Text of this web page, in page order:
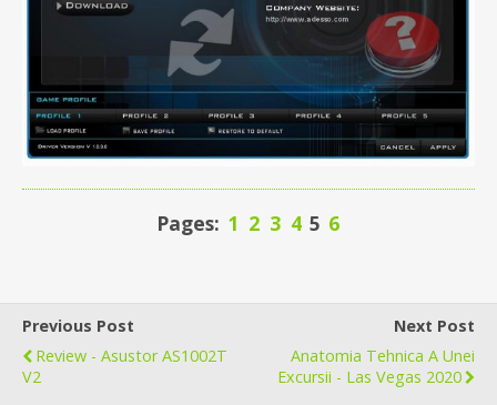
Pages: 1 2 3 4 5 6
Previous Post
Review - Asustor AS1002T
V2
Next Post
Anatomia Tehnica A Unei
Excursii - Las Vegas 2020